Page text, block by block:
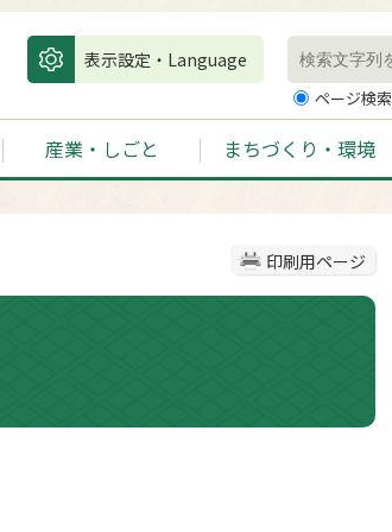
表示設定・Language
ページ検索
産業・しごと まちづくり・環境
印刷用ページ